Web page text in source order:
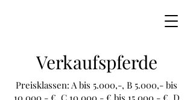
Verkaufspferde
Preisklassen: A bis 5.000,-, B 5.000,- bis
10.000,- €, C 10.000,- € bis 15.000,- €, D